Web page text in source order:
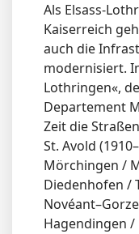
Als Elsass-
Kaiserreich
auch die
modernisiert.
Lothringen«,
Departement
Zeit die
St. Avold
Mörchingen /
Diedenhofen /
Hagendingen /